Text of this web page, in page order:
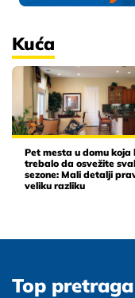
Kuća
Pet mesta u domu koja
trebalo da osvežite
sezone: Mali detalji
veliku razliku
Top